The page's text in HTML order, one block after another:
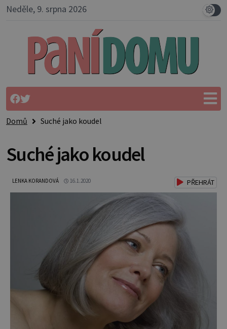
Neděle, 9. srpna 2026
Domů Suché jako koudel
Suché jako koudel
LENKA KORANDOVÁ 16.1.2020 PŘEHRÁT